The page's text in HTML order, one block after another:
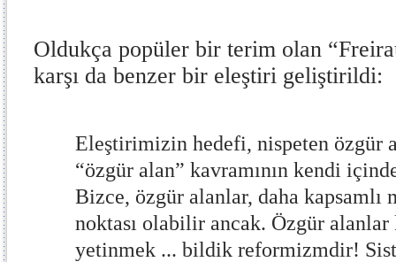
Oldukça popüler bir terim olan
karşı da benzer bir eleştiri geliştirildi:
Eleştirimizin hedefi, nispeten özgür
“özgür alan” kavramının kendi
Bizce, özgür alanlar, daha kapsamlı
noktası olabilir ancak. Özgür
yetinmek ... bildik reformizmdir!